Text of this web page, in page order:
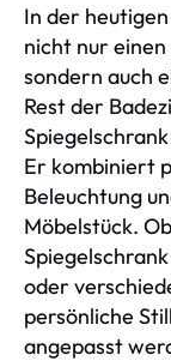
In der
nicht nur
sondern auch
Rest der
Er kombiniert
Beleuchtung
Möbelstück.
oder
persönliche
angepasst